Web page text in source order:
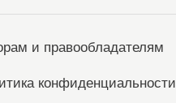
и правообладателям
конфиденциальности